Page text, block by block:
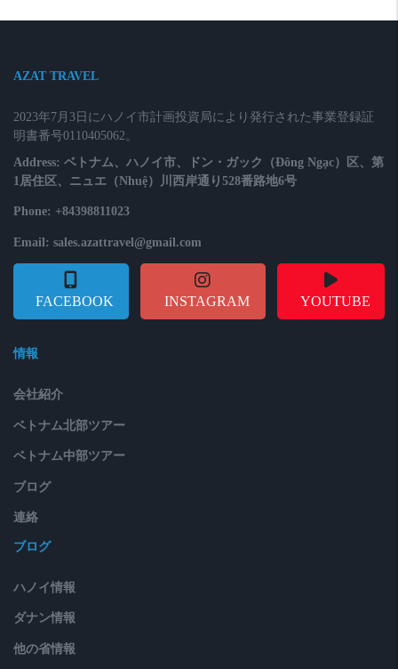
AZAT TRAVEL
2023年7月3日にハノイ市計画投資局により発行された事業登録証
明書番号0110405062。
Address: ベトナム、ハノイ市、ドン・ガック（Đông Ngạc）区、第
1居住区、ニュエ（Nhuệ）川西岸通り528番路地6号
Phone: +84398811023
Email: sales.azattravel@gmail.com
FACEBOOK INSTAGRAM YOUTUBE
情報
会社紹介
ベトナム北部ツアー
ベトナム中部ツアー
ブログ
連絡
ブログ
ハノイ情報
ダナン情報
他の省情報